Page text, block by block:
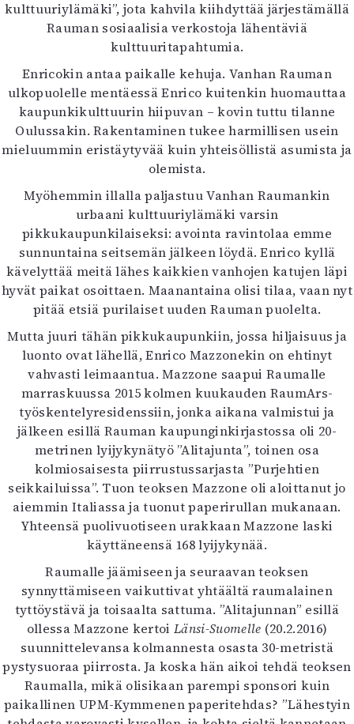
kulttuuriylämäki”, jota kahvila kiihdyttää järjestämällä
Rauman sosiaalisia verkostoja lähentäviä
kulttuuritapahtumia.
Enricokin antaa paikalle kehuja. Vanhan Rauman
ulkopuolelle mentäessä Enrico kuitenkin huomauttaa
kaupunkikulttuurin hiipuvan – kovin tuttu tilanne
Oulussakin. Rakentaminen tukee harmillisen usein
mieluummin eristäytyvää kuin yhteisöllistä asumista ja
olemista.
Myöhemmin illalla paljastuu Vanhan Raumankin
urbaani kulttuuriylämäki varsin
pikkukaupunkilaiseksi: avointa ravintolaa emme
sunnuntaina seitsemän jälkeen löydä. Enrico kyllä
kävelyttää meitä lähes kaikkien vanhojen katujen läpi
hyvät paikat osoittaen. Maanantaina olisi tilaa, vaan nyt
pitää etsiä purilaiset uuden Rauman puolelta.
Mutta juuri tähän pikkukaupunkiin, jossa hiljaisuus ja
luonto ovat lähellä, Enrico Mazzonekin on ehtinyt
vahvasti leimaantua. Mazzone saapui Raumalle
marraskuussa 2015 kolmen kuukauden RaumArs-
työskentelyresidenssiin, jonka aikana valmistui ja
jälkeen esillä Rauman kaupunginkirjastossa oli 20-
metrinen lyijykynätyö ”Alitajunta”, toinen osa
kolmiosaisesta piirrustussarjasta ”Purjehtien
seikkailuissa”. Tuon teoksen Mazzone oli aloittanut jo
aiemmin Italiassa ja tuonut paperirullan mukanaan.
Yhteensä puolivuotiseen urakkaan Mazzone laski
käyttäneensä 168 lyijykynää.
Raumalle jäämiseen ja seuraavan teoksen
synnyttämiseen vaikuttivat yhtäältä raumalainen
tyttöystävä ja toisaalta sattuma. ”Alitajunnan” esillä
ollessa Mazzone kertoiLänsi-Suomelle (20.2.2016)
suunnittelevansa kolmannesta osasta 30-metristä
pystysuoraa piirrosta. Ja koska hän aikoi tehdä teoksen
Raumalla, mikä olisikaan parempi sponsori kuin
paikallinen UPM-Kymmenen paperitehdas? ”Lähestyin